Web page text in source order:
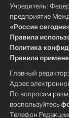
Учредитель:
предприятие
«Россия сегодня»
Правила
Политика
Правила
Главный редактор:
Адрес
По вопросам
воспользуйтесь
Телефон